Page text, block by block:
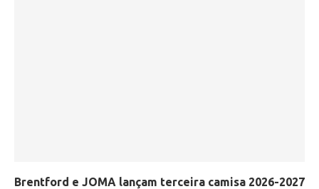
Brentford e JOMA lançam terceira camisa 2026-2027